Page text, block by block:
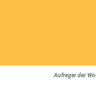
Aufreger der